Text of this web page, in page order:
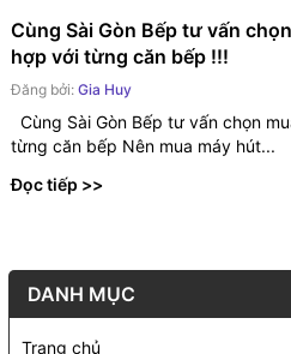
Cùng Sài Gòn Bếp tư vấn
hợp với từng căn bếp !!!
Đăng bởi: Gia Huy
Cùng Sài Gòn Bếp tư vấn chọn
từng căn bếp Nên mua máy hút...
Đọc tiếp >>
DANH MỤC
Trang chủ